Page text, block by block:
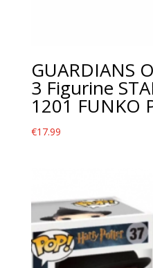
GUARDIANS
3 Figurine
1201 FUNKO
€17.99